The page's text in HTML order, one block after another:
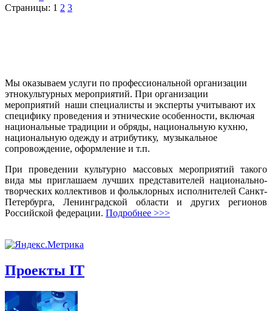
Страницы: 1 2 3
Мы оказываем услуги по профессиональной организации
этнокультурных мероприятий. При организации
мероприятий наши специалисты и эксперты учитывают их
специфику проведения и этнические особенности, включая
национальные традиции и обряды, национальную кухню,
национальную одежду и атрибутику, музыкальное
сопровождение, оформление и т.п.
При проведении культурно массовых мероприятий такого
вида мы приглашаем лучших представителей национально-
творческих коллективов и фольклорных исполнителей Санкт-
Петербурга, Ленинградской области и других регионов
Российской федерации. Подробнее >>>
Проекты IT